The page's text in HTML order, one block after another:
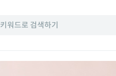
키워드로 검색하기